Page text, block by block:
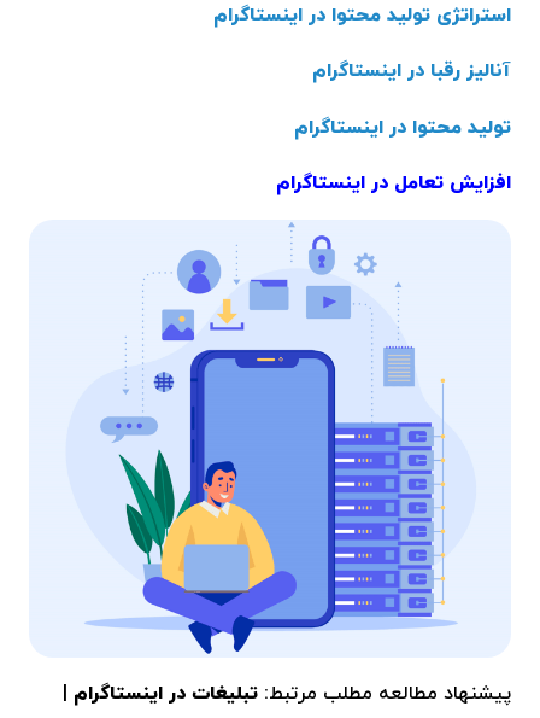
استراتژی تولید محتوا در اینستاگرام
آنالیز رقبا در اینستاگرام
تولید محتوا در اینستاگرام
افزایش تعامل در اینستاگرام
پیشنهاد مطالعه مطلب مرتبط: تبلیغات در اینستاگرام